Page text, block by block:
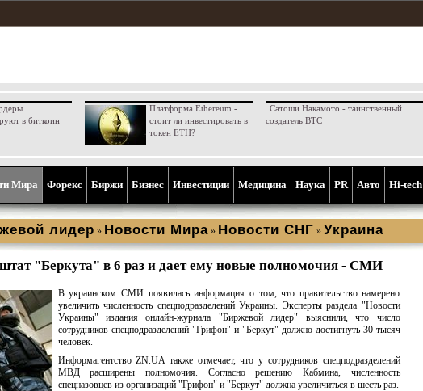
в биткоин
Платформа Ethereum -
стоит ли инвестировать в
токен ETH?
Сатоши Накамото - таинственный
создатель BTC
Мира Форекс Биржи Бизнес Инвестиции Медицина Наука PR Aвто Hi-tech
лидер » Новости Мира » Новости СНГ » Украина
"Беркута" в 6 раз и дает ему новые полномочия - СМИ
В украинском СМИ появилась информация о том, что правительство намерено
увеличить численность спецподразделений Украины. Эксперты раздела "Новости
Украины" издания онлайн-журнала "Биржевой лидер" выяснили, что число
сотрудников спецподразделений "Грифон" и "Беркут" должно достигнуть 30 тысяч
человек.
Информагентство ZN.UA также отмечает, что у сотрудников спецподразделений
МВД расширены полномочия. Согласно решению Кабмина, численность
спецназовцев из организаций "Грифон" и "Беркут" должна увеличиться в шесть раз.